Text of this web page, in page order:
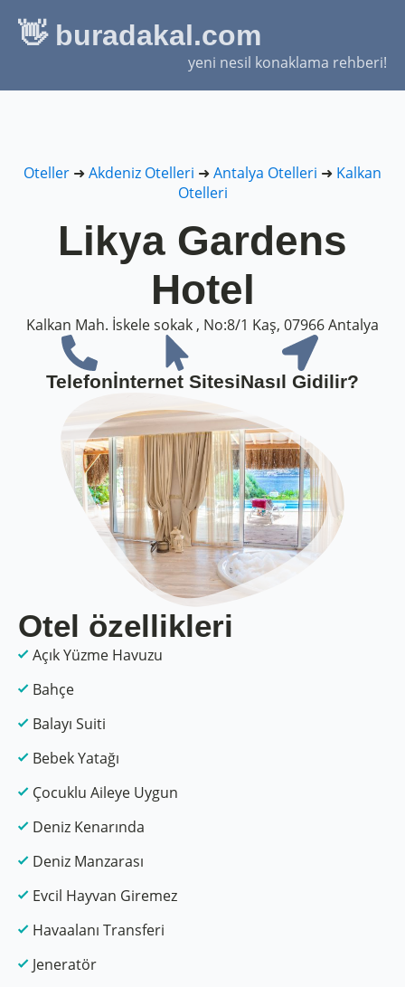
👋 buradakal.com
yeni nesil konaklama rehberi!
Oteller ➜ Akdeniz Otelleri ➜ Antalya Otelleri ➜ Kalkan
Otelleri
Likya Gardens
Hotel
Kalkan Mah. İskele sokak , No:8/1 Kaş, 07966 Antalya
Telefonİnternet SitesiNasıl Gidilir?
Otel özellikleri
Açık Yüzme Havuzu
Bahçe
Balayı Suiti
Bebek Yatağı
Çocuklu Aileye Uygun
Deniz Kenarında
Deniz Manzarası
Evcil Hayvan Giremez
Havaalanı Transferi
Jeneratör